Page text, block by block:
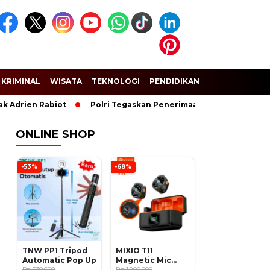
KRIMINAL WISATA TEKNOLOGI PENDIDIKAN
Adrien Rabiot Polri Tegaskan Penerimaan Anggota dan
ONLINE SHOP
-53%
TNW PP1 Tripod
Automatic Pop Up
-68%
MIXIO T11
Magnetic Mic